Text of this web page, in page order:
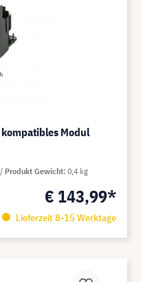
Modul
€ 143,99*
Lieferzeit 8-15 Werktage
Produkt Gewicht 0,4 kg